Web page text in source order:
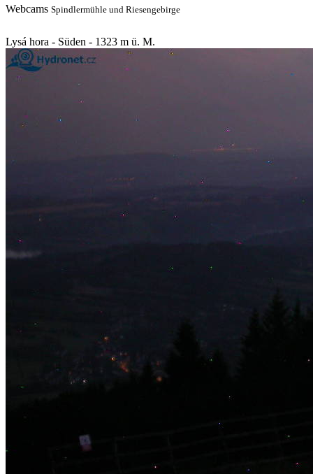
Webcams Spindlermühle und Riesengebirge
Lysá hora - Süden - 1323 m ü. M.